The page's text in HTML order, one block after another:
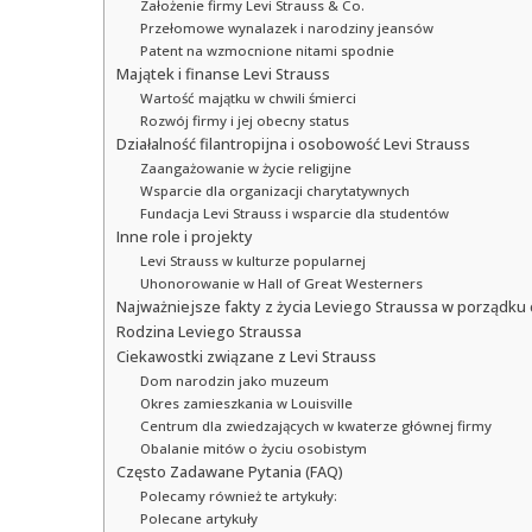
Założenie firmy Levi Strauss & Co.
Przełomowe wynalazek i narodziny jeansów
Patent na wzmocnione nitami spodnie
Majątek i finanse Levi Strauss
Wartość majątku w chwili śmierci
Rozwój firmy i jej obecny status
Działalność filantropijna i osobowość Levi Strauss
Zaangażowanie w życie religijne
Wsparcie dla organizacji charytatywnych
Fundacja Levi Strauss i wsparcie dla studentów
Inne role i projekty
Levi Strauss w kulturze popularnej
Uhonorowanie w Hall of Great Westerners
Najważniejsze fakty z życia Leviego Straussa w
Rodzina Leviego Straussa
Ciekawostki związane z Levi Strauss
Dom narodzin jako muzeum
Okres zamieszkania w Louisville
Centrum dla zwiedzających w kwaterze głównej firmy
Obalanie mitów o życiu osobistym
Często Zadawane Pytania (FAQ)
Polecamy również te artykuły:
Polecane artykuły